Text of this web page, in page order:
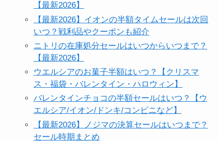
【最新2026】
【最新2026】イオンの半額タイムセールは次回
いつ？戦利品やクーポンも紹介
ニトリの在庫処分セールはいつからいつまで？
【最新2026】
ウエルシアのお菓子半額はいつ？【クリスマ
ス・福袋・バレンタイン・ハロウィン】
バレンタインチョコの半額セールはいつ？【ウ
エルシア/イオン/ドンキ/コンビニなど】
【最新2026】ノジマの決算セールはいつまで？
セール時期まとめ